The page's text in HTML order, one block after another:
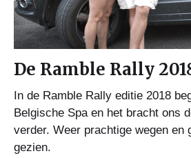
De Ramble Rally
In de Ramble Rally editie 2018
Belgische Spa en het bracht ons
verder. Weer prachtige wegen en
gezien.